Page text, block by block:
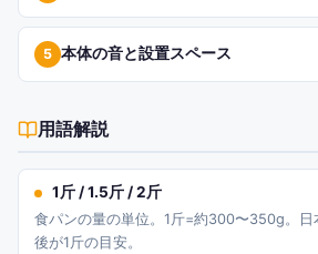
5 本体の音と設置スペース
用語解説
1斤 / 1.5斤 / 2斤
食パンの量の単位。1斤=約300〜350g。
後が1斤の目安。